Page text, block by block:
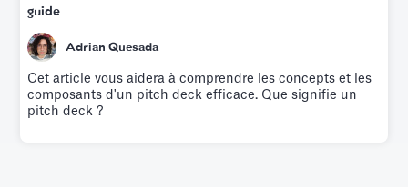
guide
Adrian Quesada
Cet article vous aidera à comprendre les concepts et les
composants d'un pitch deck efficace. Que signifie un
pitch deck ?